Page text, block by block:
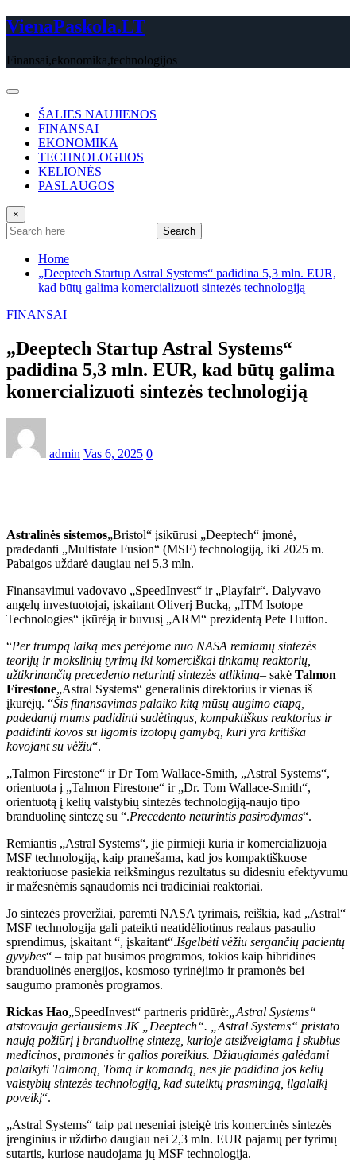
Skip
to
VienaPaskola.LT
Finansai,ekonomika,technologijos
ŠALIES NAUJIENOS
FINANSAI
EKONOMIKA
TECHNOLOGIJOS
KELIONĖS
PASLAUGOS
×
Search
Home
„Deeptech Startup Astral Systems“ padidina 5,3 mln. EUR,
kad būtų galima komercializuoti sintezės technologiją
FINANSAI
„Deeptech Startup Astral Systems“
padidina 5,3 mln. EUR, kad būtų galima
komercializuoti sintezės technologiją
admin Vas 6, 2025 0
Astralinės sistemos„Bristol“ įsikūrusi „Deeptech“ įmonė,
pradedanti „Multistate Fusion“ (MSF) technologiją, iki 2025 m.
Pabaigos uždarė daugiau nei 5,3 mln.
Finansavimui vadovavo „SpeedInvest“ ir „Playfair“. Dalyvavo
angelų investuotojai, įskaitant Oliverį Bucką, „ITM Isotope
Technologies“ įkūrėją ir buvusį „ARM“ prezidentą Pete Hutton.
“Per trumpą laiką mes perėjome nuo NASA remiamų sintezės
teorijų ir mokslinių tyrimų iki komerciškai tinkamų reaktorių,
užtikrinančių precedento neturintį sintezės atlikimą– sakė Talmon
Firestone„Astral Systems“ generalinis direktorius ir vienas iš
įkūrėjų. “Šis finansavimas palaiko kitą mūsų augimo etapą,
padedantį mums padidinti sudėtingus, kompaktiškus reaktorius ir
padidinti kovos su ligomis izotopų gamybą, kuri yra kritiška
kovojant su vėžiu“.
„Talmon Firestone“ ir Dr Tom Wallace-Smith, „Astral Systems“,
orientuota į „Talmon Firestone“ ir „Dr. Tom Wallace-Smith“,
orientuotą į kelių valstybių sintezės technologiją-naujo tipo
branduolinę sintezę su “.Precedento neturintis pasirodymas“.
Remiantis „Astral Systems“, jie pirmieji kuria ir komercializuoja
MSF technologiją, kaip pranešama, kad jos kompaktiškuose
reaktoriuose pasiekia reikšmingus rezultatus su didesniu efektyvumu
ir mažesnėmis sąnaudomis nei tradiciniai reaktoriai.
Jo sintezės proveržiai, paremti NASA tyrimais, reiškia, kad „Astral“
MSF technologija gali pateikti neatidėliotinus realaus pasaulio
sprendimus, įskaitant “, įskaitant“.Išgelbėti vėžiu sergančių pacientų
gyvybes“ – taip pat būsimos programos, tokios kaip hibridinės
branduolinės energijos, kosmoso tyrinėjimo ir pramonės bei
saugumo pramonės programos.
Rickas Hao„SpeedInvest“ partneris pridūrė: „Astral Systems“
atstovauja geriausiems JK „Deeptech“. „Astral Systems“ pristato
naują požiūrį į branduolinę sintezę, kurioje atsižvelgiama į skubius
medicinos, pramonės ir galios poreikius. Džiaugiamės galėdami
palaikyti Talmoną, Tomą ir komandą, nes jie padidina jos kelių
valstybių sintezės technologiją, kad suteiktų prasmingą, ilgalaikį
poveikį“.
„Astral Systems“ taip pat neseniai įsteigė tris komercinės sintezės
įrenginius ir uždirbo daugiau nei 2,3 mln. EUR pajamų per tyrimų
sutartis, kuriose naudojama jų MSF technologija.